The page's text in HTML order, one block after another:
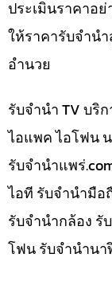
ประเมินราคาอย่
ให้ราคารับจำน
อำนวย
รับจำนำ TV บริ
ไอแพค ไอโฟน
รับจํานําแพร่
ไอที รับจำนำมื
รับจำนำกล้อง รั
โฟน รับจำนำนา